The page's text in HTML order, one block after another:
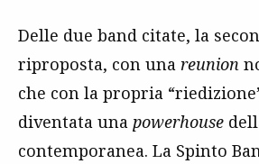
Delle due band citate, la
riproposta, con una reunion
che con la propria
diventata una powerhouse
contemporanea. La Spinto